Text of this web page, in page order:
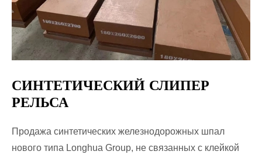
СИНТЕТИЧЕСКИЙ СЛИПЕР
РЕЛЬСА
Продажа синтетических железнодорожных шпал
нового типа Longhua Group, не связанных с клейкой